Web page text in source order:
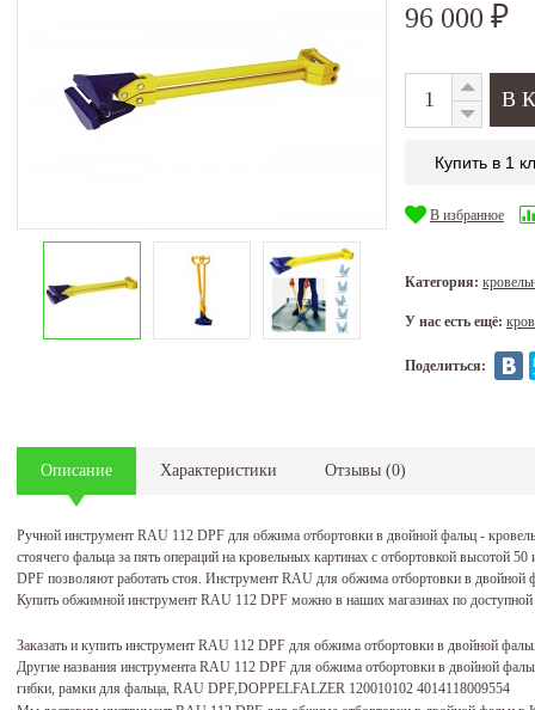
96 000 ₽
Купить в 1
В избранное
Категория:
У нас есть ещё:
Поделиться:
Описание Характеристики Отзывы (0)
Ручной инструмент RAU 112 DPF для обжима отбортовки в двойной фальц -
стоячего фальца за пять операций на кровельных картинах с отбортовкой
DPF позволяют работать стоя. Инструмент RAU для обжима отбортовки в двойной
Купить обжимной инструмент RAU 112 DPF можно в наших магазинах по доступной
Заказать и купить инструмент RAU 112 DPF для обжима отбортовки в двойной
Другие названия инструмента RAU 112 DPF для обжима отбортовки в двойной
гибки, рамки для фальца, RAU DPF,DOPPELFALZER 120010102 4014118009554